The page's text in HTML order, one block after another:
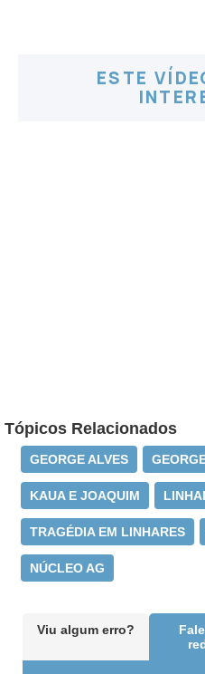
ESTE
Tópicos Relacionados
GEORGE ALVES
KAUA E JOAQUIM
TRAGÉDIA EM LINHARES
NÚCLEO AG
Viu algum erro?